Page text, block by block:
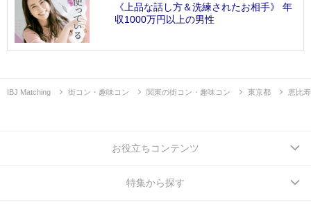
《上品な話し方＆洗練されたお相手》 年
収1000万円以上の男性
IBJ Matching 街コン・趣味コン 関東の街コン・趣味コン 東京都 恵比
お役立ちコンテンツ
特集から探す